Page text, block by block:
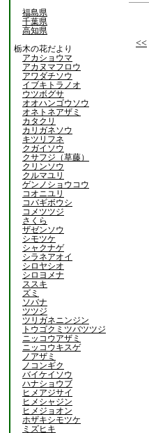
福島県
千葉県
高知県
栃木の花だより
アカショウマ
アカヌマフロウ
アワダチソウ
イブキトラノオ
ウツボグサ
オオハンゴウソウ
オネトネアザミ
カタクリ
カリガネソウ
キツリフネ
クガイソウ
クサフジ（草藤）
クリンソウ
クルマユリ
ゲンノショウコウ
コオニユリ
コバギボウシ
コメツツジ
さくら
ザゼンソウ
シモツケ
シャクナゲ
シラネアオイ
シロヤシオ
シロヨメナ
ススキ
ズミ
ソバナ
ツツジ
ツリガネニンジン
トウゴクミツバツツジ
ニッコウアザミ
ニッコウキスゲ
ノアザミ
ノコンギク
バイケイソウ
ハナショウブ
ヒメアジサイ
ヒメシャジン
ヒメジョオン
ホザキシモツケ
ミズヒキ
<<